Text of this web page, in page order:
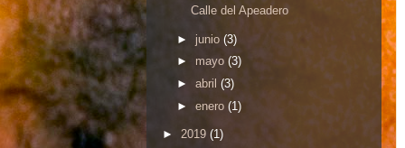
Calle del Apeadero
► junio (3)
► mayo (3)
► abril (3)
► enero (1)
► 2019 (1)